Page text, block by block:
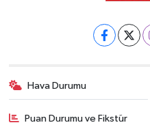
Hava Durumu
Puan Durumu ve Fikstür